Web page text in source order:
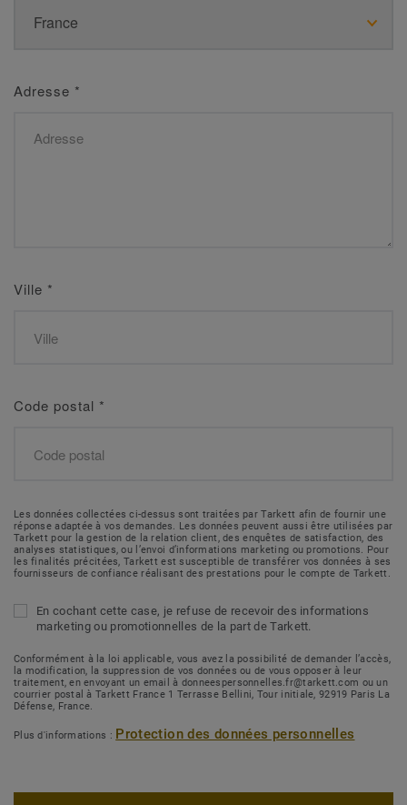
Adresse *
Ville *
Code postal *
Les données collectées ci-dessus sont traitées par Tarkett afin de fournir une
réponse adaptée à vos demandes. Les données peuvent aussi être utilisées par
Tarkett pour la gestion de la relation client, des enquêtes de satisfaction, des
analyses statistiques, ou l’envoi d’informations marketing ou promotions. Pour
les finalités précitées, Tarkett est susceptible de transférer vos données à ses
fournisseurs de confiance réalisant des prestations pour le compte de Tarkett.
En cochant cette case, je refuse de recevoir des informations
marketing ou promotionnelles de la part de Tarkett.
Conformément à la loi applicable, vous avez la possibilité de demander l’accès,
la modification, la suppression de vos données ou de vous opposer à leur
traitement, en envoyant un email à donneespersonnelles.fr@tarkett.com ou un
courrier postal à Tarkett France 1 Terrasse Bellini, Tour initiale, 92919 Paris La
Défense, France.
Plus d'informations : Protection des données personnelles